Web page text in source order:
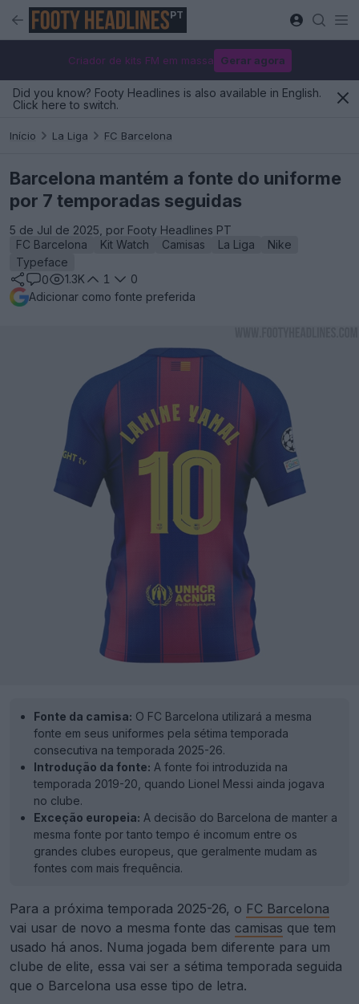
PT
Criador de kits FM em massa Gerar agora
Did you know? Footy Headlines is also available in English.
Click here to switch.
Início La Liga FC Barcelona
Barcelona mantém a fonte do uniforme
por 7 temporadas seguidas
5 de Jul de 2025, por Footy Headlines PT
FC Barcelona
Kit Watch Camisas La Liga
Nike
Typeface
0
1.3K 1
0
Adicionar como fonte preferida
Fonte da camisa: O FC Barcelona utilizará a mesma
fonte em seus uniformes pela sétima temporada
consecutiva na temporada 2025-26.
Introdução da fonte: A fonte foi introduzida na
temporada 2019-20, quando Lionel Messi ainda jogava
no clube.
Exceção europeia: A decisão do Barcelona de manter a
mesma fonte por tanto tempo é incomum entre os
grandes clubes europeus, que geralmente mudam as
fontes com mais frequência.
Para a próxima temporada 2025-26, o FC Barcelona
vai usar de novo a mesma fonte das camisas que tem
usado há anos. Numa jogada bem diferente para um
clube de elite, essa vai ser a sétima temporada seguida
que o Barcelona usa esse tipo de letra.